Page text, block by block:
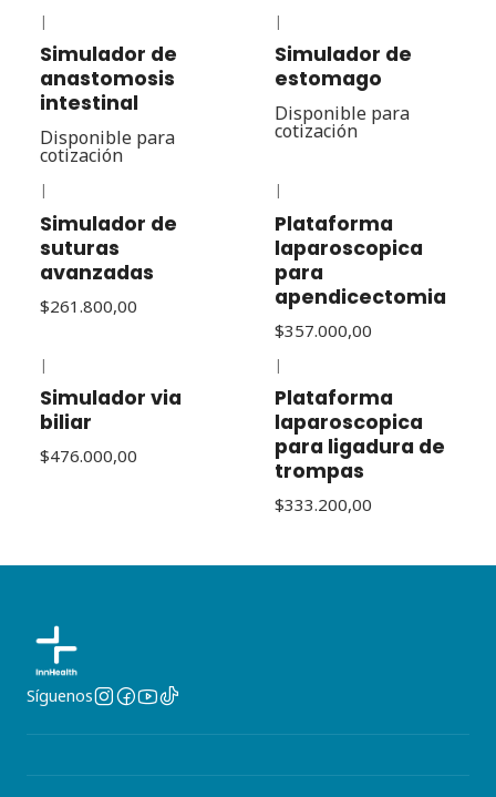
|
Simulador de
anastomosis
intestinal
Disponible para
cotización
|
Simulador de
estomago
Disponible para
cotización
|
Simulador de
suturas
avanzadas
$261.800,00
|
Plataforma
laparoscopica
para
apendicectomia
$357.000,00
|
Simulador via
biliar
$476.000,00
|
Plataforma
laparoscopica
para ligadura de
trompas
$333.200,00
Síguenos